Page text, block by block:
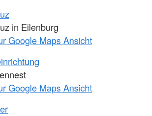
in Eilenburg
Google Maps Ansicht
Google Maps Ansicht